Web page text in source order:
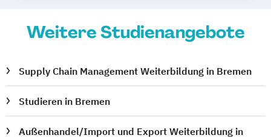
Weitere Studienangebote
Supply Chain Management Weiterbildung in Bremen
Studieren in Bremen
Außenhandel/Import und Export Weiterbildung in